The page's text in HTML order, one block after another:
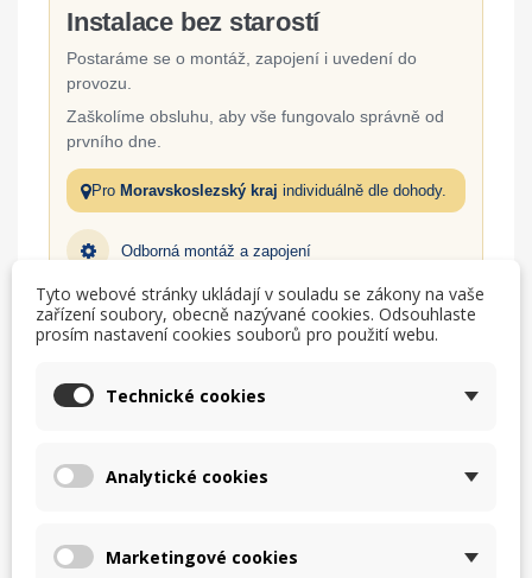
Instalace bez starostí
Postaráme se o montáž, zapojení i uvedení do
provozu.
Zaškolíme obsluhu, aby vše fungovalo správně od
prvního dne.
Pro Moravskoslezský kraj individuálně dle dohody.
Odborná montáž a zapojení
Uvedení do provozu a odzkoušení
Zjistit více
Tyto webové stránky ukládají v souladu se zákony na vaše
zařízení soubory, obecně nazývané cookies. Odsouhlaste
prosím nastavení cookies souborů pro použití webu.
Technické cookies
Analytické cookies
Marketingové cookies